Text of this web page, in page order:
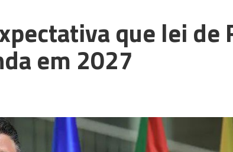
que lei de
em 2027